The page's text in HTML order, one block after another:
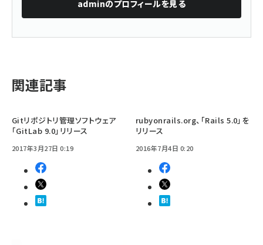
adminのプロフィールを見る
関連記事
Gitリポジトリ管理ソフトウェア
「GitLab 9.0」リリース
2017年3月27日 0:19
rubyonrails.org、「Rails 5.0」を
リリース
2016年7月4日 0:20